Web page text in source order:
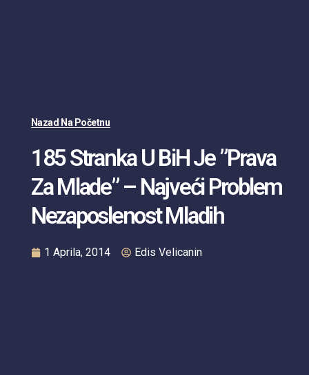
Nazad Na Početnu
185 Stranka U BiH Je ”Prava
Za Mlade” – Najveći Problem
Nezaposlenost Mladih
1 Aprila, 2014 Edis Velicanin